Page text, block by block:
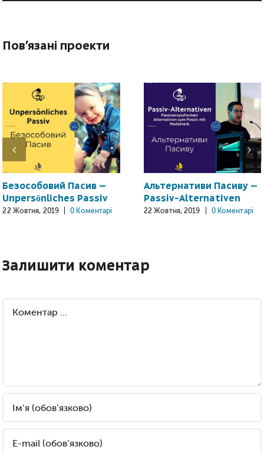
Пов'язані проекти
Безособовий Пасив –
Unpersönliches Passiv
22 Жовтня, 2019 0 Коментарі
Альтернативи Пасиву –
Passiv-Alternativen
22 Жовтня, 2019 0 Коментарі
Залишити коментар
Comment